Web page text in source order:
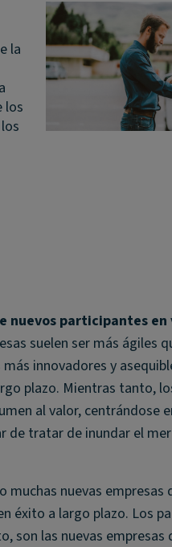
la
los
nuevos participantes en
suelen ser más ágiles
innovadores y
plazo. Mientras tanto,
al valor, centrándose
de tratar de inundar el
muchas nuevas empresas
éxito a largo plazo. Los
son las nuevas empresas